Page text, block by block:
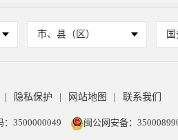
市、县（区）
隐私保护 网站地图 联系我们
：3500000049 闽公网安备：